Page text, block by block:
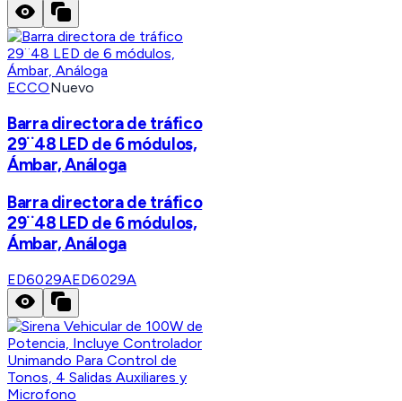
ECCONuevo
Barra directora de tráfico
29¨48 LED de 6 módulos,
Ámbar, Análoga
Barra directora de tráfico
29¨48 LED de 6 módulos,
Ámbar, Análoga
ED6029AED6029A